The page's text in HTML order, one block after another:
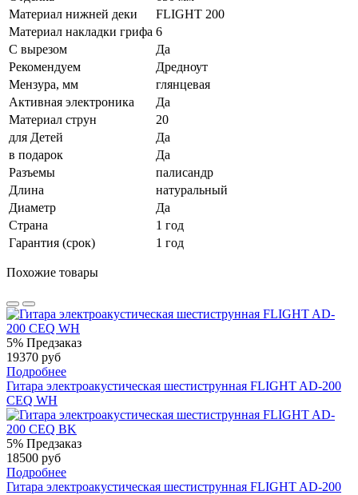
Материал нижней деки
FLIGHT 200
Материал накладки грифа 6
С вырезом
Да
Рекомендуем
Дредноут
Мензура, мм
глянцевая
Активная электроника
Да
Материал струн
20
для Детей
Да
в подарок
Да
Разъемы
палисандр
Длина
натуральный
Диаметр
Да
Страна
1 год
Гарантия (срок)
1 год
Похожие товары
5% Предзаказ
19370 руб
Подробнее
Гитара электроакустическая шестиструнная FLIGHT AD-200
CEQ WH
5% Предзаказ
18500 руб
Подробнее
Гитара электроакустическая шестиструнная FLIGHT AD-200